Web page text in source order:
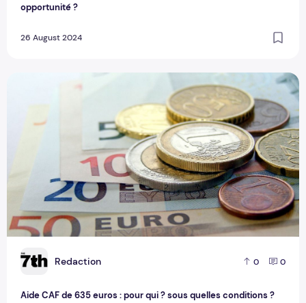
opportunité ?
26 August 2024
R Redaction 0 0
Aide CAF de 635 euros : pour qui ? sous quelles conditions ?
Aide CAF de 635 euros : pour qui ? sous quelles conditions